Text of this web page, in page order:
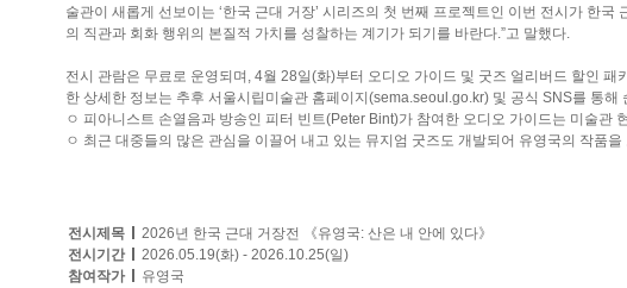
술관이 새롭게 선보이는 ‘한국 근대 거장’ 시리즈의 첫 번째 프로젝트인 이번 전시가 한
의 직관과 회화 행위의 본질적 가치를 성찰하는 계기가 되기를 바란다.”고 말했다.
전시 관람은 무료로 운영되며, 4월 28일(화)부터 오디오 가이드 및 굿즈 얼리버드 할인
한 상세한 정보는 추후 서울시립미술관 홈페이지(sema.seoul.go.kr) 및 공식 SNS를 통해
ㅇ 피아니스트 손열음과 방송인 피터 빈트(Peter Bint)가 참여한 오디오 가이드는 미술관
ㅇ 최근 대중들의 많은 관심을 이끌어 내고 있는 뮤지엄 굿즈도 개발되어 유영국의 작품
전시제목
2026년 한국 근대 거장전 《유영국: 산은 내 안에 있다》
전시기간
2026.05.19(화) - 2026.10.25(일)
참여작가
유영국